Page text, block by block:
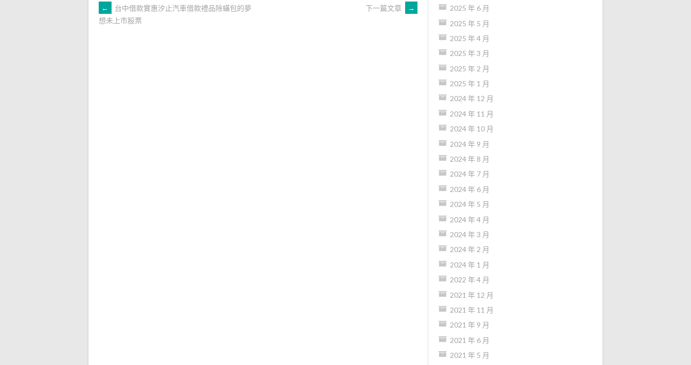
文
←
台中借款實惠汐止汽車借款禮品除蟎包的夢
想未上市股票
下一篇文章 →
2025 年 6 月
2025 年 5 月
2025 年 4 月
2025 年 3 月
2025 年 2 月
2025 年 1 月
2024 年 12 月
2024 年 11 月
2024 年 10 月
2024 年 9 月
2024 年 8 月
2024 年 7 月
2024 年 6 月
2024 年 5 月
2024 年 4 月
2024 年 3 月
2024 年 2 月
2024 年 1 月
2022 年 4 月
2021 年 12 月
2021 年 11 月
2021 年 9 月
2021 年 6 月
2021 年 5 月